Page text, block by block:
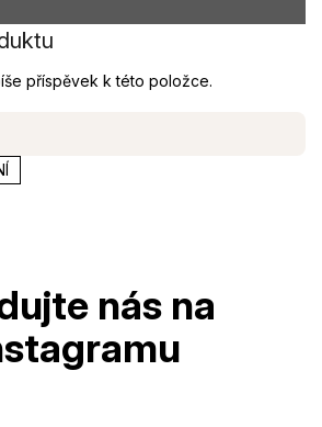
příspěvek k této položce.